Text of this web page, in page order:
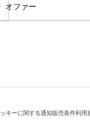
Toggle
オファー
キーに関する通知販売条件利用